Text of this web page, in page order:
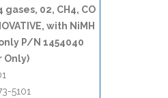
02, CH4, CO
with NiMH
P/N 1454040
Only)
5101